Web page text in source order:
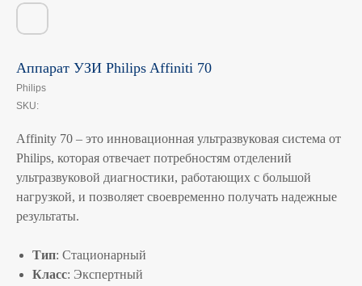
Аппарат УЗИ Philips Affiniti 70
Philips
SKU:
Affinity 70 – это инновационная ультразвуковая система от
Philips, которая отвечает потребностям отделений
ультразвуковой диагностики, работающих с большой
нагрузкой, и позволяет своевременно получать надежные
результаты.
Тип: Стационарный
Класс: Экспертный